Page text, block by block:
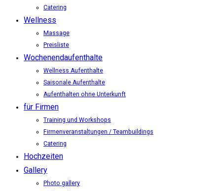
Catering
Wellness
Massage
Preisliste
Wochenendaufenthalte
Wellness Aufenthalte
Saisonale Aufenthalte
Aufenthalten ohne Unterkunft
für Firmen
Training und Workshops
Firmenveranstaltungen / Teambuildings
Catering
Hochzeiten
Gallery
Photo gallery